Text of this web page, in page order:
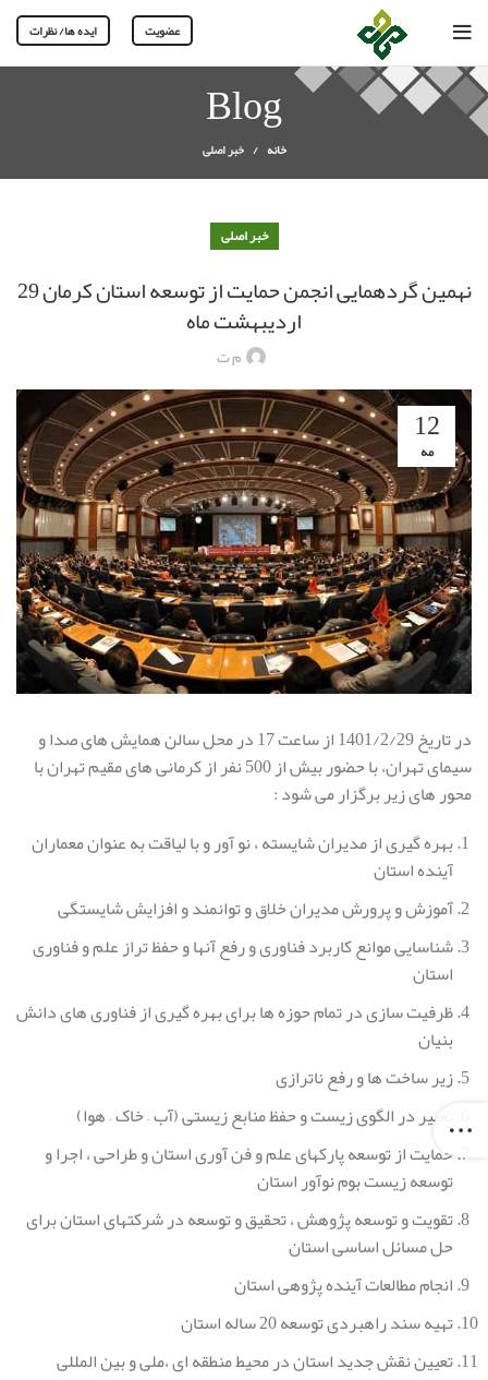
عضویت ایده ها/ نظرات
Blog
خانه خبر اصلی
خبر اصلی
نهمین گردهمایی انجمن حمایت از توسعه استان کرمان 29
اردیبهشت ماه
م ت
12
مه
در تاریخ 1401/2/29 از ساعت 17 در محل سالن همایش های صدا و
سیمای تهران، با حضور بیش از 500 نفر از کرمانی های مقیم تهران با
محور های زیر برگزار می شود :
بهره گیری از مدیران شایسته ، نو آور و با لیاقت به عنوان معماران
آینده استان
آموزش و پرورش مدیران خلاق و توانمند و افزایش شایستگی
شناسایی موانع کاربرد فناوری و رفع آنها و حفظ تراز علم و فناوری
استان
ظرفیت سازی در تمام حوزه ها برای بهره گیری از فناوری های دانش
بنیان
زیر ساخت ها و رفع ناترازی
تغییر در الگوی زیست و حفظ منابع زیستی (آب – خاک – هوا)
حمایت از توسعه پارکهای علم و فن آوری استان و طراحی ، اجرا و
توسعه زیست بوم نوآور استان
تقویت و توسعه پژوهش ، تحقیق و توسعه در شرکتهای استان برای
حل مسائل اساسی استان
انجام مطالعات آینده پژوهی استان
تهیه سند راهبردی توسعه 20 ساله استان
تعیین نقش جدید استان در محیط منطقه ای ،ملی و بین المللی